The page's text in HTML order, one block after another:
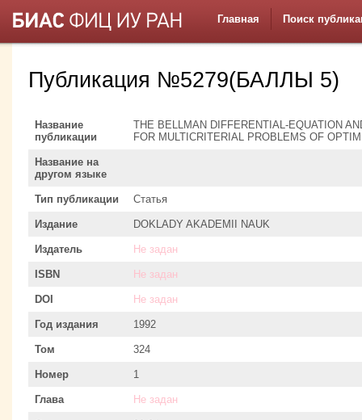
Главная Поиск
Публикация №5279(БАЛЛЫ 5)
Название
публикации
THE BELLMAN DIFFERENTIAL-EQUATION
FOR MULTICRITERIAL PROBLEMS OF
Название на
другом языке
Тип публикации Статья
Издание DOKLADY AKADEMII NAUK
Издатель Не задан
ISBN Не задан
DOI Не задан
Год издания 1992
Том 324
Номер 1
Глава Не задан